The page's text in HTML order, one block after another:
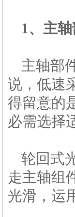
1、主
主轴部
说，低速
得留意的
必需选择
轮回式
走主轴组
光滑，运